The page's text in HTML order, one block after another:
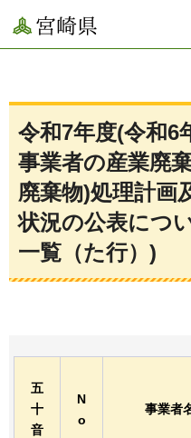
宮崎県
令和7年度(令和6
事業者の産業廃
廃棄物)処理計画
状況の公表につ
一覧（た行）)
五
十
音
N
o
事業者